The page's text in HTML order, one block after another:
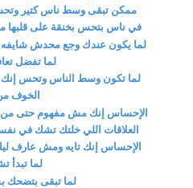
ممكن تبقى وسط ناس كتير
في ناس بتحس بخنقة على
لما يكون عندك وجع محدش
لما تفضل
لما تكون وسط الناس وتحس
الخوف
الإحساس إنك مش مفهوم حتى من
العلاقات اللي خلتك تشك في
الإحساس إنك تايه ومش عارف
لما
لما تبقى